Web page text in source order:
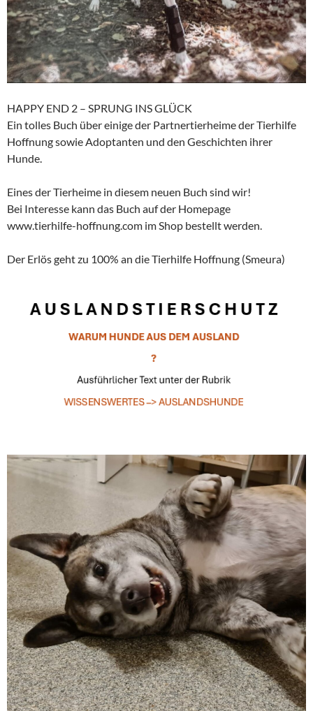
HAPPY END 2 – SPRUNG INS GLÜCK
Ein tolles Buch über einige der Partnertierheime der Tierhilfe
Hoffnung sowie Adoptanten und den Geschichten ihrer
Hunde.
Eines der Tierheime in diesem neuen Buch sind wir!
Bei Interesse kann das Buch auf der Homepage
www.tierhilfe-hoffnung.com im Shop bestellt werden.
Der Erlös geht zu 100% an die Tierhilfe Hoffnung (Smeura)